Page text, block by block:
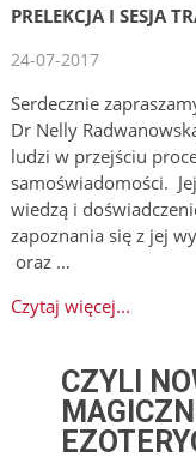
PRELEKCJA I SESJA
24-07-2017
Serdecznie
Dr Nelly
ludzi w przejściu
samoświadomości.
wiedzą i
zapoznania się z jej
oraz …
Czytaj więcej...
CZYLI